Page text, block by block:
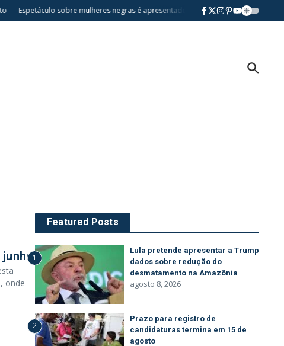
Espetáculo sobre mulheres negras é apresentado gratuitamente na Casa da
onde
Featured Posts
1
Lula pretende apresentar a Trump
dados sobre redução do
desmatamento na Amazônia
agosto 8, 2026
2
Prazo para registro de
candidaturas termina em 15 de
agosto